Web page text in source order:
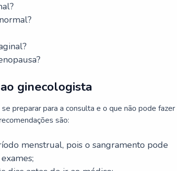
ginecologista
preparar para a consulta e o que não pode fazer
são:
menstrual, pois o sangramento pode